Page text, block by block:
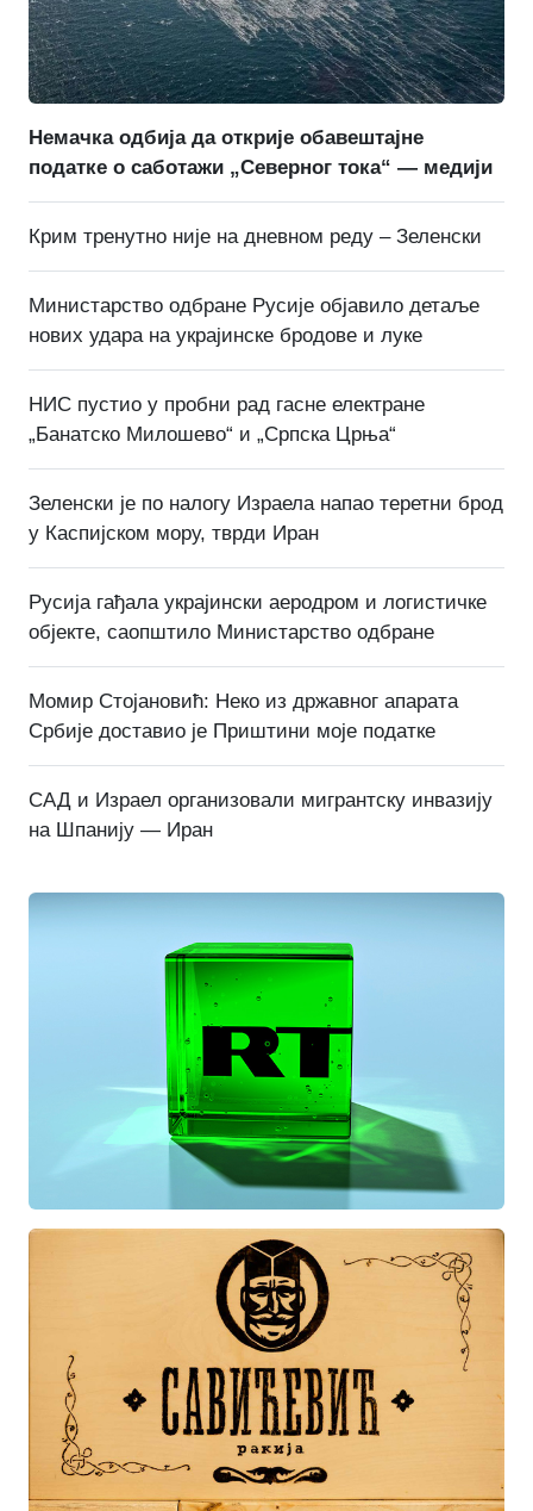
Немачка одбија да открије обавештајне
податке о саботажи „Северног тока“ — медији
Крим тренутно није на дневном реду – Зеленски
Министарство одбране Русије објавило детаље
нових удара на украјинске бродове и луке
НИС пустио у пробни рад гасне електране
„Банатско Милошево“ и „Српска Црња“
Зеленски је по налогу Израела напао теретни брод
у Каспијском мору, тврди Иран
Русија гађала украјински аеродром и логистичке
објекте, саопштило Министарство одбране
Момир Стојановић: Неко из државног апарата
Србије доставио је Приштини моје податке
САД и Израел организовали мигрантску инвазију
на Шпанију — Иран